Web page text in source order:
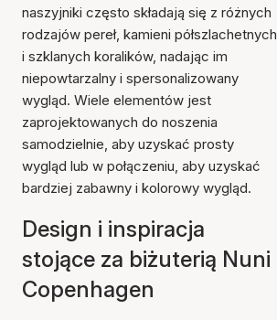
naszyjniki często składają się z różnych
rodzajów pereł, kamieni półszlachetnych
i szklanych koralików, nadając im
niepowtarzalny i spersonalizowany
wygląd. Wiele elementów jest
zaprojektowanych do noszenia
samodzielnie, aby uzyskać prosty
wygląd lub w połączeniu, aby uzyskać
bardziej zabawny i kolorowy wygląd.
Design i inspiracja
stojące za biżuterią Nuni
Copenhagen